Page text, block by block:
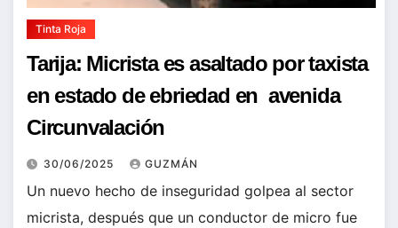
Tinta Roja
Tarija: Micrista es asaltado por taxista
en estado de ebriedad en avenida
Circunvalación
30/06/2025 GUZMÁN
Un nuevo hecho de inseguridad golpea al sector
micrista, después que un conductor de micro fue